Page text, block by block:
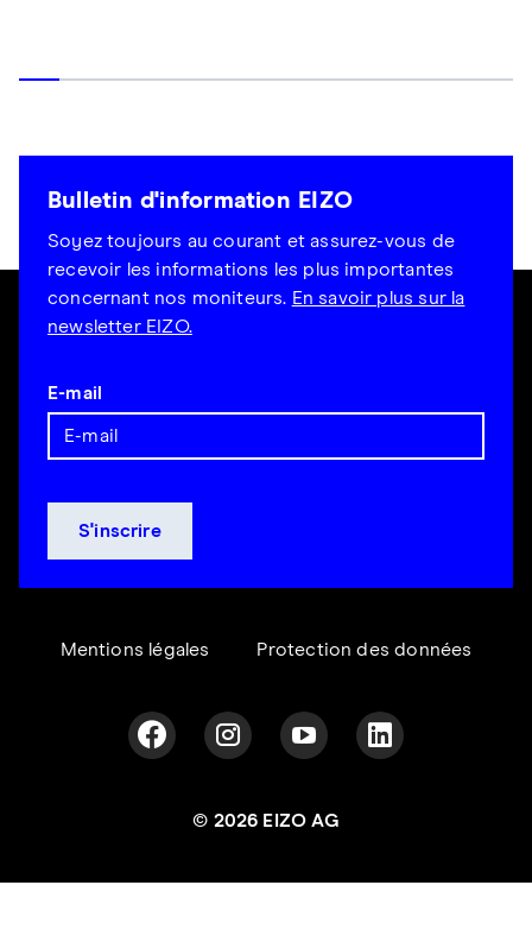
Bulletin d'information EIZO
Soyez toujours au courant et assurez-vous de
recevoir les informations les plus importantes
concernant nos moniteurs. En savoir plus sur la
newsletter EIZO.
E-mail
Mentions légales Protection des données
© 2026 EIZO AG